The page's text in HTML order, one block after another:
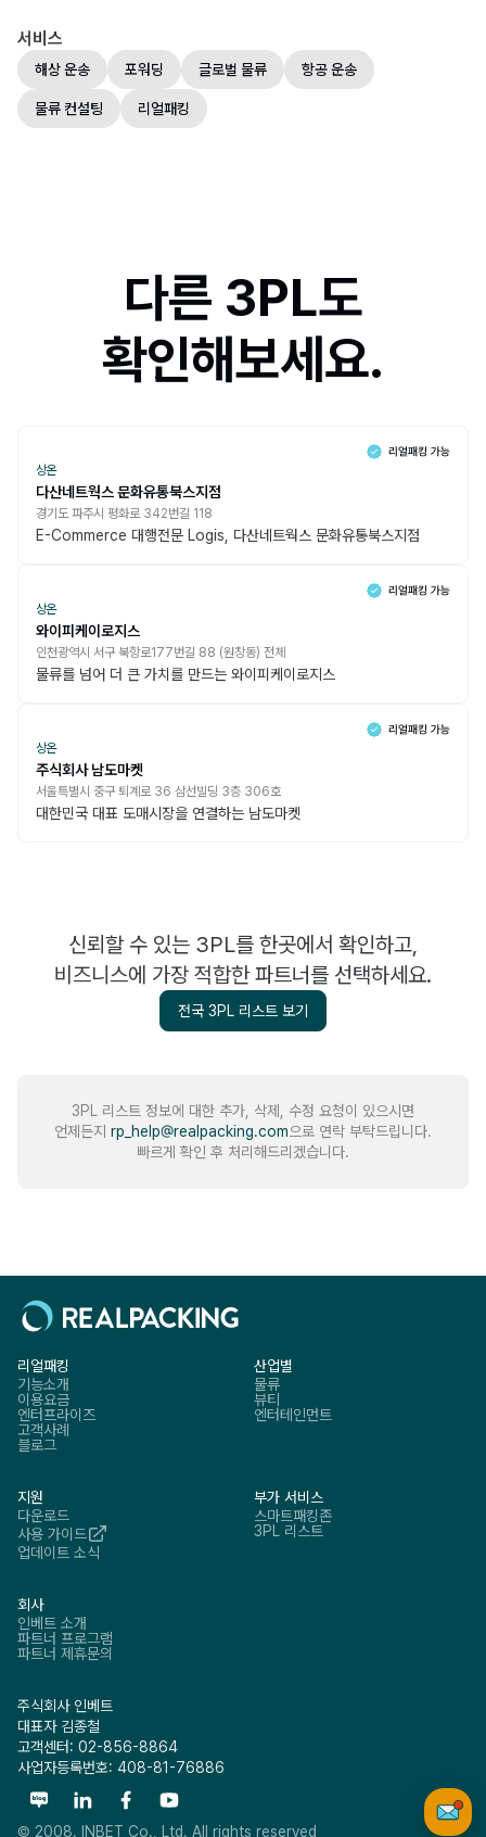
서비스
해상 운송 포워딩 글로벌 물류 항공 운송
물류 컨설팅 리얼패킹
다른 3PL도
확인해보세요.
상온
다산네트웍스 문화유통북스지점
경기도 파주시 평화로 342번길 118
E-Commerce 대행전문 Logis, 다산네트웍스 문화유통북스지점
상온
와이피케이로지스
인천광역시 서구 북항로177번길 88 (원창동) 전체
물류를 넘어 더 큰 가치를 만드는 와이피케이로지스
상온
주식회사 남도마켓
서울특별시 중구 퇴계로 36 삼선빌딩 3층 306호
대한민국 대표 도매시장을 연결하는 남도마켓
신뢰할 수 있는 3PL를 한곳에서 확인하고,
비즈니스에 가장 적합한 파트너를 선택하세요.
전국 3PL 리스트 보기
3PL 리스트 정보에 대한 추가, 삭제, 수정 요청이 있으시면
언제든지 rp_help@realpacking.com으로 연락 부탁드립니다.
빠르게 확인 후 처리해드리겠습니다.
리얼패킹
기능소개
이용요금
엔터프라이즈
고객사례
블로그
산업별
물류
뷰티
엔터테인먼트
지원
다운로드
사용 가이드
업데이트 소식
부가 서비스
스마트패킹존
3PL 리스트
회사
인베트 소개
파트너 프로그램
파트너 제휴문의
주식회사 인베트
대표자 김종철
고객센터: 02-856-8864
사업자등록번호: 408-81-76886
© 2008. INBET Co., Ltd. All rights reserved